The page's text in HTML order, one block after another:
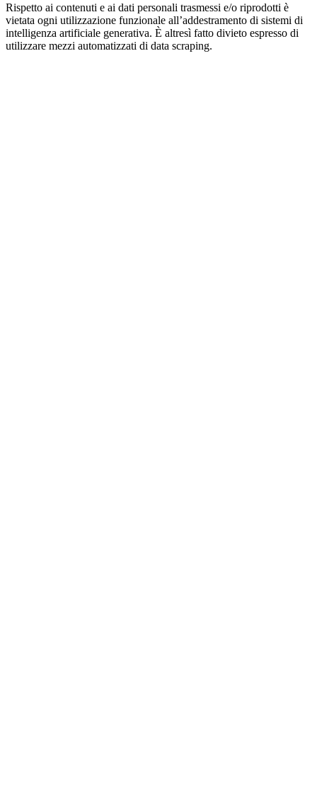
Rispetto ai contenuti e ai dati personali trasmessi e/o riprodotti è
vietata ogni utilizzazione funzionale all’addestramento di sistemi di
intelligenza artificiale generativa. È altresì fatto divieto espresso di
utilizzare mezzi automatizzati di data scraping.